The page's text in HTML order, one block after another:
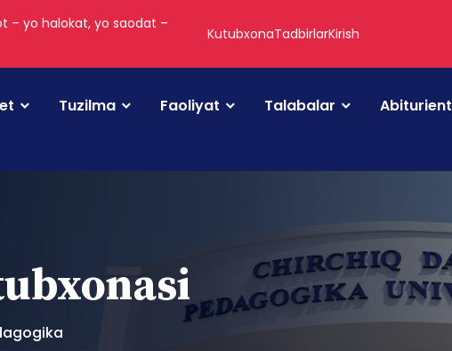
– yo halokat, yo saodat –
KutubxonaTadbirlarKirish
Tuzilma Faoliyat Talabalar Abiturient